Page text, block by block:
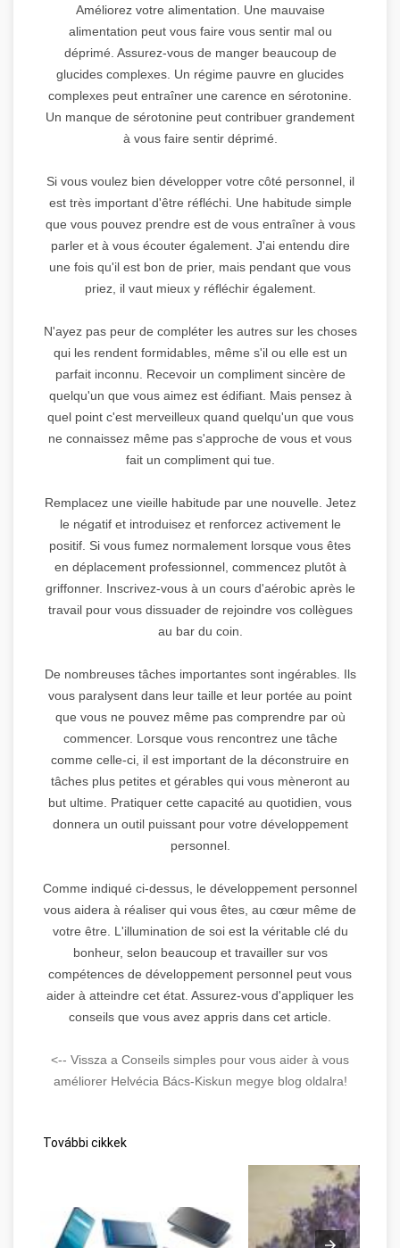
Améliorez votre alimentation. Une mauvaise
alimentation peut vous faire vous sentir mal ou
déprimé. Assurez-vous de manger beaucoup de
glucides complexes. Un régime pauvre en glucides
complexes peut entraîner une carence en sérotonine.
Un manque de sérotonine peut contribuer grandement
à vous faire sentir déprimé.
Si vous voulez bien développer votre côté personnel, il
est très important d'être réfléchi. Une habitude simple
que vous pouvez prendre est de vous entraîner à vous
parler et à vous écouter également. J'ai entendu dire
une fois qu'il est bon de prier, mais pendant que vous
priez, il vaut mieux y réfléchir également.
N'ayez pas peur de compléter les autres sur les choses
qui les rendent formidables, même s'il ou elle est un
parfait inconnu. Recevoir un compliment sincère de
quelqu'un que vous aimez est édifiant. Mais pensez à
quel point c'est merveilleux quand quelqu'un que vous
ne connaissez même pas s'approche de vous et vous
fait un compliment qui tue.
Remplacez une vieille habitude par une nouvelle. Jetez
le négatif et introduisez et renforcez activement le
positif. Si vous fumez normalement lorsque vous êtes
en déplacement professionnel, commencez plutôt à
griffonner. Inscrivez-vous à un cours d'aérobic après le
travail pour vous dissuader de rejoindre vos collègues
au bar du coin.
De nombreuses tâches importantes sont ingérables. Ils
vous paralysent dans leur taille et leur portée au point
que vous ne pouvez même pas comprendre par où
commencer. Lorsque vous rencontrez une tâche
comme celle-ci, il est important de la déconstruire en
tâches plus petites et gérables qui vous mèneront au
but ultime. Pratiquer cette capacité au quotidien, vous
donnera un outil puissant pour votre développement
personnel.
Comme indiqué ci-dessus, le développement personnel
vous aidera à réaliser qui vous êtes, au cœur même de
votre être. L'illumination de soi est la véritable clé du
bonheur, selon beaucoup et travailler sur vos
compétences de développement personnel peut vous
aider à atteindre cet état. Assurez-vous d'appliquer les
conseils que vous avez appris dans cet article.
<-- Vissza a Conseils simples pour vous aider à vous
améliorer Helvécia Bács-Kiskun megye blog oldalra!
További cikkek